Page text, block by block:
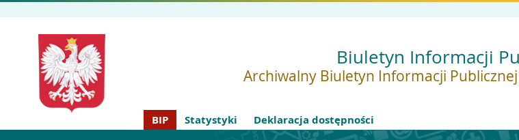
Biuletyn Informacji
Archiwalny Biuletyn Informacji
BIP Statystyki Deklaracja dostępności